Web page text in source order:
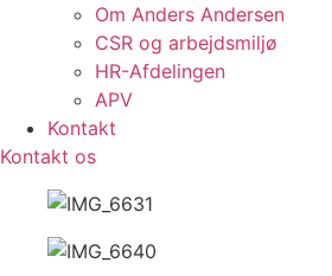
Om Anders Andersen
CSR og arbejdsmiljø
HR-Afdelingen
APV
Kontakt
Kontakt os